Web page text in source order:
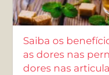
Saiba os
as dores nas
dores nas